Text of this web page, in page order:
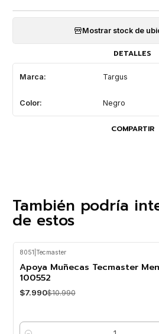
Mostrar stock de
DETALLES
Marca: Targus
Color: Negro
COMPARTIR
También podría
de estos
8051 Tecmaster
Apoya Muñecas Tecmaster
100552
$7.990$10.990